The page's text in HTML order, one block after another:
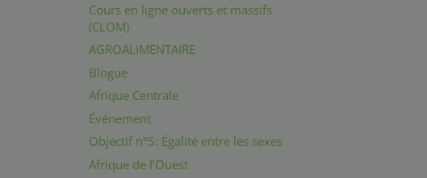
Cours en ligne ouverts et massifs
(CLOM)
AGROALIMENTAIRE
Blogue
Afrique Centrale
Événement
Objectif n°5: Égalité entre les sexes
Afrique de l’Ouest